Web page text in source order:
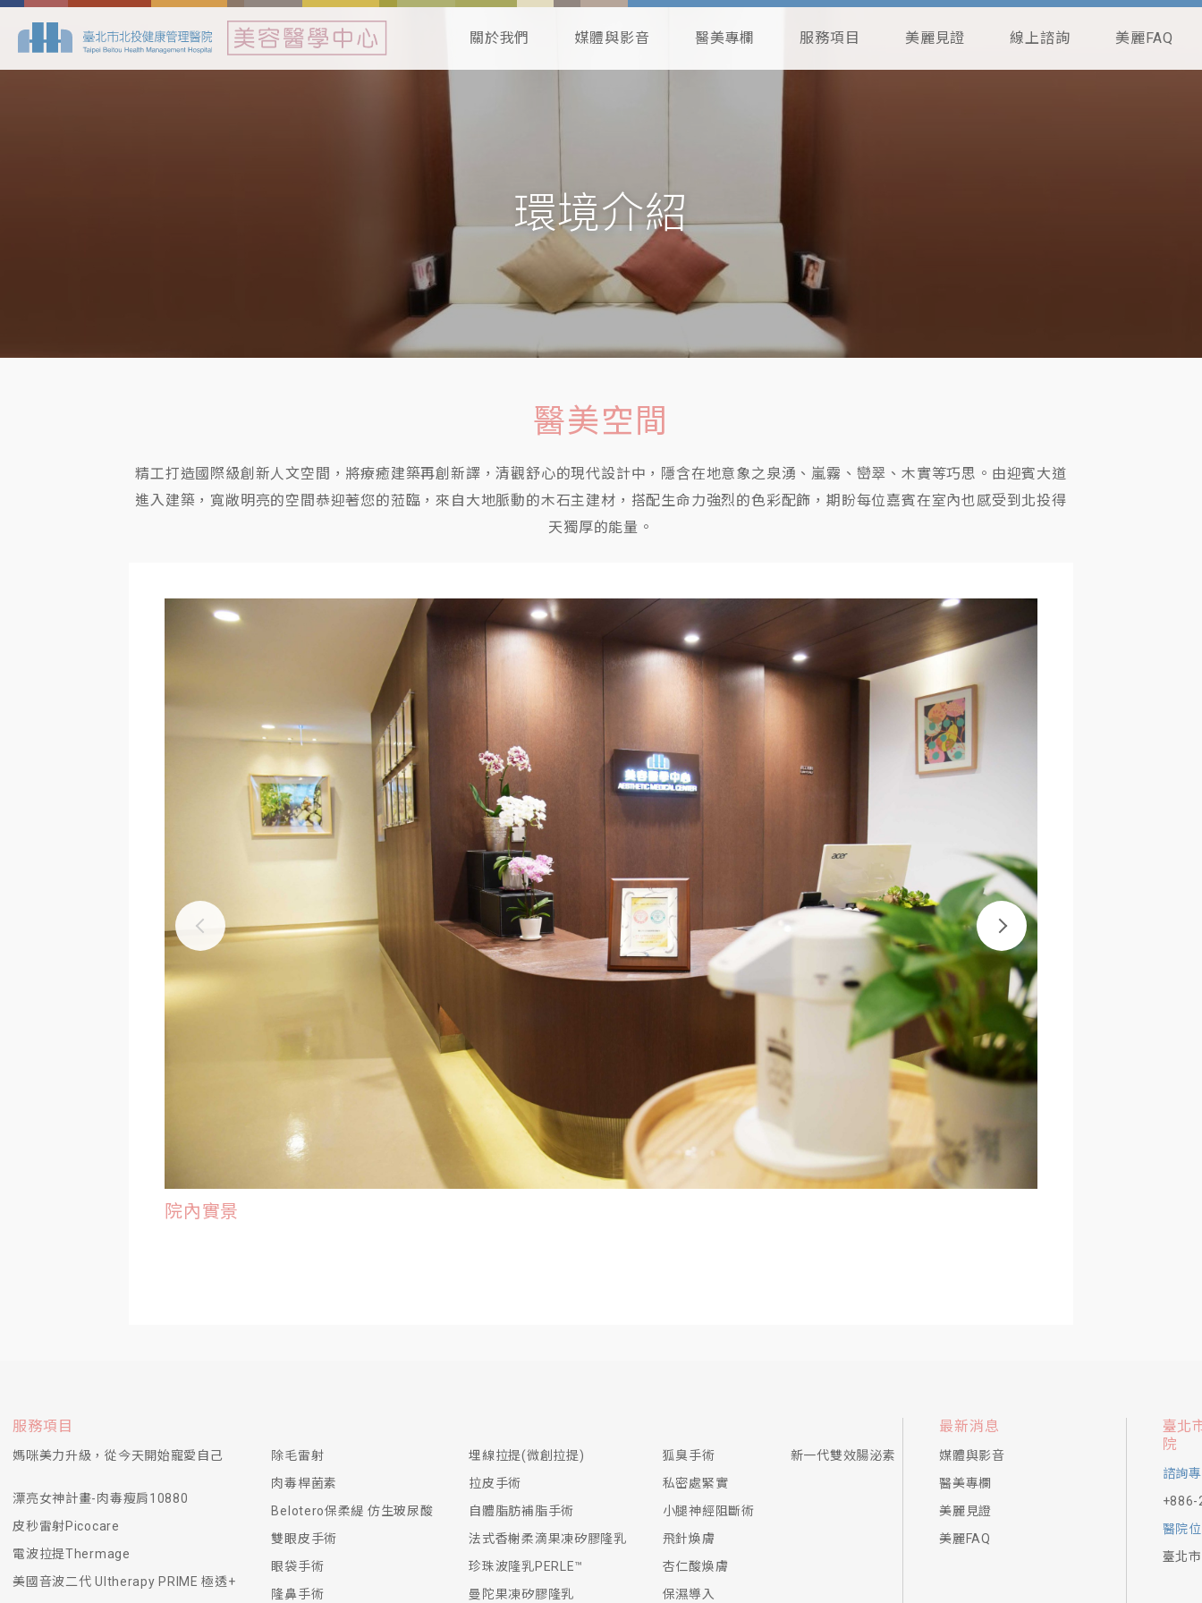
關於我們 媒體與影音 醫美專欄 服務項目 美麗見證 線上諮詢 美麗FAQ
環境介紹
醫美空間
精工打造國際級創新人文空間，將療癒建築再創新譯，清觀舒心的現代設計中，隱含在地意象之泉湧、嵐霧、巒翠、木實等巧思。由迎賓大道
進入建築，寬敞明亮的空間恭迎著您的蒞臨，來自大地脈動的木石主建材，搭配生命力強烈的色彩配飾，期盼每位嘉賓在室內也感受到北投得
天獨厚的能量。
院內實景
服務項目
媽咪美力升級，從今天開始寵愛自己
漂亮女神計畫-肉毒瘦肩10880
皮秒雷射Picocare
電波拉提Thermage
美國音波二代 Ultherapy PRIME 極透+
除毛雷射
肉毒桿菌素
Belotero保柔緹 仿生玻尿酸
雙眼皮手術
眼袋手術
隆鼻手術
埋線拉提(微創拉提)
拉皮手術
自體脂肪補脂手術
法式香榭柔滴果凍矽膠隆乳
珍珠波隆乳PERLE™
曼陀果凍矽膠隆乳
狐臭手術
私密處緊實
小腿神經阻斷術
飛針煥膚
杏仁酸煥膚
保濕導入
新一代雙效腸泌素
最新消息
媒體與影音
醫美專欄
美麗見證
美麗FAQ
臺北
院
諮詢
醫院
臺北